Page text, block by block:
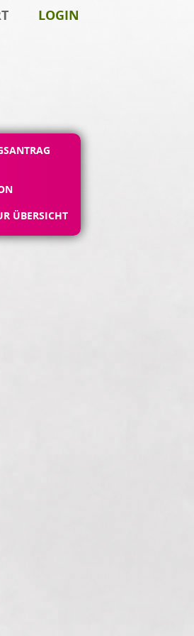
LOGIN
ÜBERSICHT